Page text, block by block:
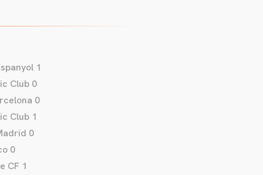
1
Club 0
0
Club 1
0
0
CF 1